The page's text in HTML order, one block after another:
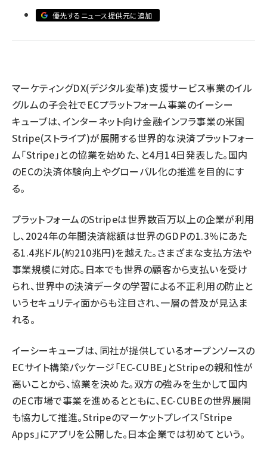
z世代 (1622)
優先するニュース提供元に追加
マーケティングDX(デジタル変革)支援サービス事業のイル
グルムの子会社でECプラットフォーム事業のイーシー
キューブは、インターネット向け金融インフラ事業の米国
Stripe(ストライプ)が展開する世界的な決済プラットフォー
ム「Stripe」との協業を始めた、と4月14日発表した。国内
のECの決済体験向上やグローバル化の推進を目的にす
る。
プラットフォームのStripeは世界数百万以上の企業が利用
し、2024年の年間決済総額は世界のGDPの1.3％にあた
る1.4兆ドル(約210兆円)を越えた。さまざまな支払方法や
事業規模に対応。日本でも世界の顧客から支払いを受け
られ、世界中の決済データの学習による不正利用の防止と
いうセキュリティ面からも注目され、一層の普及が見込ま
れる。
イーシーキューブは、同社が提供しているオープンソースの
ECサイト構築パッケージ「EC-CUBE」とStripeの親和性が
高いことから、協業を決めた。双方の強みを生かして国内
のEC市場で事業を進めるとともに、EC-CUBEの世界展開
も協力して推進。Stripeのマーケットプレイス「Stripe
Apps」にアプリを公開した。日本企業では初めてという。